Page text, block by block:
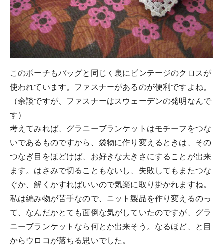
このポーチもバッグと同じく裏にビンテージのクロスが
使われています。ファスナーがあるのが便利ですよね。
（余談ですが、ファスナーはスウェーデンの発明なんで
す）
考えてみれば、グラニーブランケットはモチーフをつな
いであるものですから、袋物に作り変えるときは、その
つなぎ目をほどけば、お好きな大きさにすることが出来
ます。はさみで切ることもないし、失敗してもまたつな
ぐか、解くかすればいいので気楽に取り掛かれますね。
私は編み物が苦手なので、ニット製品を作り変えるのっ
て、なんだかとても面倒な気がしていたのですが、グラ
ニーブランケットなら何とか出来そう。なるほど、と目
からウロコが落ちる思いでした。